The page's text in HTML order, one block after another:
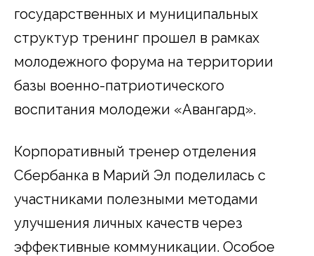
государственных и муниципальных
структур тренинг прошел в рамках
молодежного форума на территории
базы военно-патриотического
воспитания молодежи «Авангард».
Корпоративный тренер отделения
Сбербанка в Марий Эл поделилась с
участниками полезными методами
улучшения личных качеств через
эффективные коммуникации. Особое